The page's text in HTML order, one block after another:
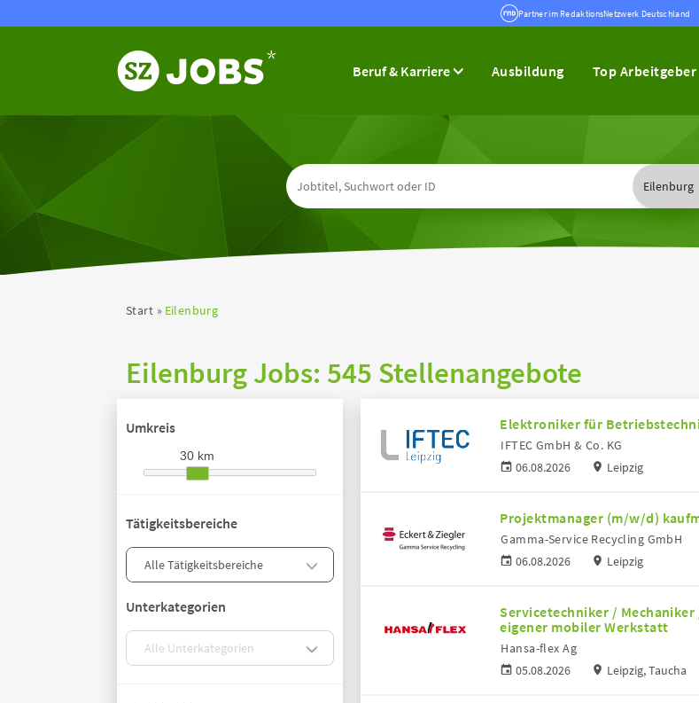
Partner im RedaktionsNetzwerk Deutschland
Beruf & Karriere Ausbildung Top Arbeitgeber
Start Eilenburg
Eilenburg Jobs: 545 Stellenangebote
Umkreis
30 km
Tätigkeitsbereiche
Unterkategorien
Elektroniker für
06.08.2026
IFTEC GmbH & Co. KG
Leipzig
Projektmanager (m/w/d)
06.08.2026
Gamma-Service Recycling GmbH
Leipzig
Servicetechniker /
eigener mobiler Werkstatt
05.08.2026
Hansa-flex Ag
Leipzig, Taucha